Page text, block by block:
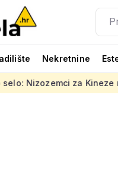
Nekretnine
napravili zgradu